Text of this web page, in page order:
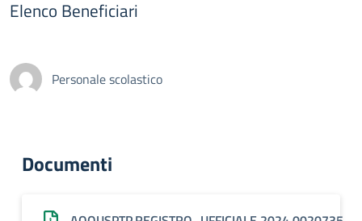
Elenco Beneficiari
Personale scolastico
Documenti